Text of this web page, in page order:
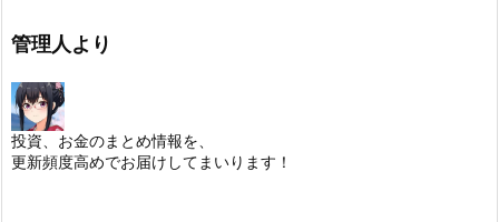
管理人より
投資、お金のまとめ情報を、
更新頻度高めでお届けしてまいります！